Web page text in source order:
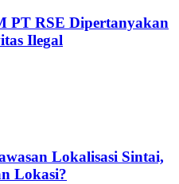
PT RSE Dipertanyakan
Ilegal
Lokalisasi Sintai,
Lokasi?